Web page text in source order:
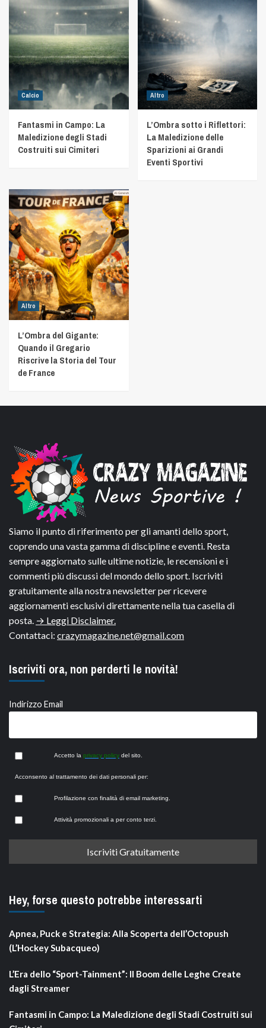
Calcio
Fantasmi in Campo: La
Maledizione degli Stadi
Costruiti sui Cimiteri
Altro
L’Ombra sotto i Riflettori:
La Maledizione delle
Sparizioni ai Grandi
Eventi Sportivi
Altro
L’Ombra del Gigante:
Quando il Gregario
Riscrive la Storia del Tour
de France
Siamo il punto di riferimento per gli amanti dello sport,
coprendo una vasta gamma di discipline e eventi. Resta
sempre aggiornato sulle ultime notizie, le recensioni e i
commenti più discussi del mondo dello sport. Iscriviti
gratuitamente alla nostra newsletter per ricevere
aggiornamenti esclusivi direttamente nella tua casella di
posta. → Leggi Disclaimer.
Contattaci: crazymagazine.net@gmail.com
Iscriviti ora, non perderti le novità!
Indirizzo Email
Accetto la privacy policy del sito.
Acconsento al trattamento dei dati personali per:
Profilazione con finalità di email marketing.
Attività promozionali a per conto terzi.
Hey, forse questo potrebbe interessarti
Apnea, Puck e Strategia: Alla Scoperta dell’Octopush
(L’Hockey Subacqueo)
L’Era dello “Sport-Tainment”: Il Boom delle Leghe Create
dagli Streamer
Fantasmi in Campo: La Maledizione degli Stadi Costruiti sui